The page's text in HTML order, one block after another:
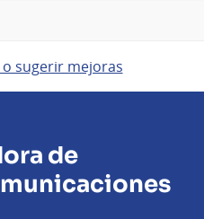
sugerir mejoras
de